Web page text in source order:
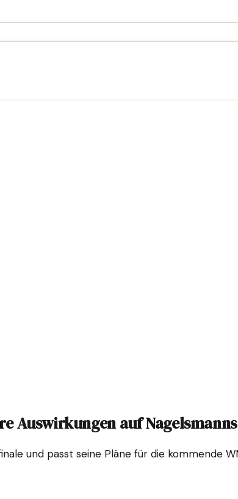
Auswirkungen auf
und passt seine Pläne für die kommende